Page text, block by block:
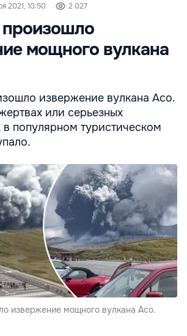
2021, 10:50 2 027
мощного вулкана
извержение вулкана Асо.
или серьезных
популярном туристическом
извержение мощного вулкана Асо.